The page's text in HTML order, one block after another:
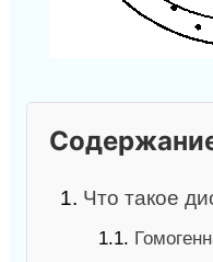
1. Что такое
1.1.